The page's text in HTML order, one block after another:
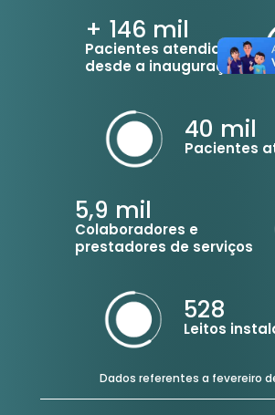
+ 146 mil
Pacientes atendidos
desde a inauguração
40 mil
Pacientes
5,9 mil
Colaboradores e
prestadores de serviços
528
Leitos
Dados referentes a fevereiro